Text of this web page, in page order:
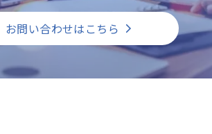
お問い合わせはこちら